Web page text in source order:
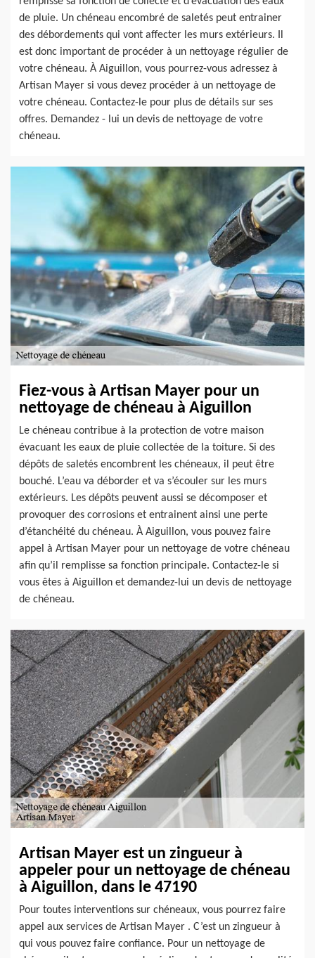
de pluie. Un chéneau encombré de saletés peut entrainer
des débordements qui vont affecter les murs extérieurs. Il
est donc important de procéder à un nettoyage régulier de
votre chéneau. À Aiguillon, vous pourrez-vous adressez à
Artisan Mayer si vous devez procéder à un nettoyage de
votre chéneau. Contactez-le pour plus de détails sur ses
offres. Demandez - lui un devis de nettoyage de votre
chéneau.
Fiez-vous à Artisan Mayer pour un
nettoyage de chéneau à Aiguillon
Le chéneau contribue à la protection de votre maison
évacuant les eaux de pluie collectée de la toiture. Si des
dépôts de saletés encombrent les chéneaux, il peut être
bouché. L’eau va déborder et va s’écouler sur les murs
extérieurs. Les dépôts peuvent aussi se décomposer et
provoquer des corrosions et entrainent ainsi une perte
d’étanchéité du chéneau. À Aiguillon, vous pouvez faire
appel à Artisan Mayer pour un nettoyage de votre chéneau
afin qu’il remplisse sa fonction principale. Contactez-le si
vous êtes à Aiguillon et demandez-lui un devis de nettoyage
de chéneau.
Artisan Mayer est un zingueur à
appeler pour un nettoyage de chéneau
à Aiguillon, dans le 47190
Pour toutes interventions sur chéneaux, vous pourrez faire
appel aux services de Artisan Mayer . C’est un zingueur à
qui vous pouvez faire confiance. Pour un nettoyage de